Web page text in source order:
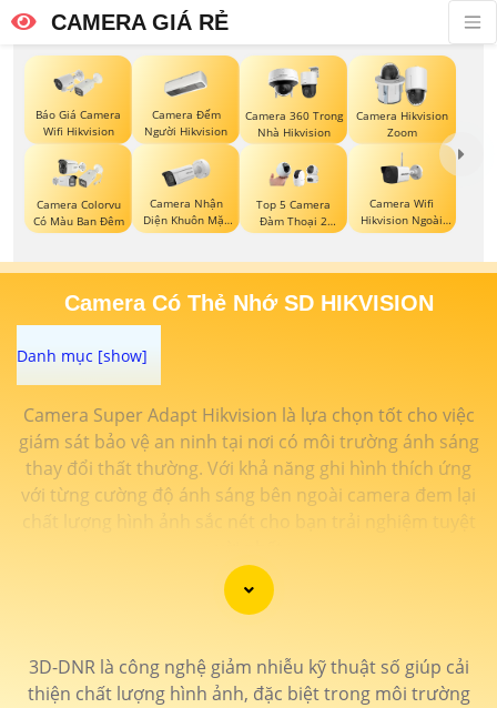
CAMERA GIÁ RẺ
Báo Giá Camera
Wifi Hikvision
Camera Đếm
Người Hikvision
Camera 360 Trong
Nhà Hikvision
Camera Hikvision
Zoom
Camera Colorvu
Có Màu Ban Đêm
Camera Nhận
Diện Khuôn Mặt
Hikvision
Top 5 Camera
Đàm Thoại 2
Chiều
Camera Wifi
Hikvision Ngoài
Trời
Camera Có Thẻ Nhớ SD HIKVISION
Camera Super Adapt Hikvision là lựa chọn tốt cho việc
giám sát bảo vệ an ninh tại nơi có môi trường ánh sáng
thay đổi thất thường. Với khả năng ghi hình thích ứng
với từng cường độ ánh sáng bên ngoài camera đem lại
chất lượng hình ảnh sắc nét cho bạn trải nghiệm tuyệt
3D-DNR là công nghệ giảm nhiễu kỹ thuật số giúp cải
thiện chất lượng hình ảnh, đặc biệt trong môi trường